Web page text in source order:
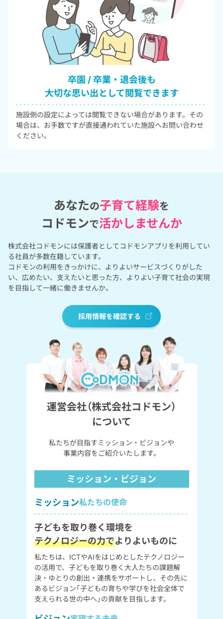
卒園 / 卒業・退会後も
大切な思い出として閲覧できます
施設側の設定によっては閲覧できない場合があります。その
場合は、お手数ですが直接通われていた施設へお問い合わせ
ください。
あなたの子育て経験を
コドモンで活かしませんか
株式会社コドモンには保護者としてコドモンアプリを利用してい
る社員が多数在籍しています。
コドモンの利用をきっかけに、 よりよいサービスづくりがした
い、広めたい、支えたいと思った方、 よりよい子育て社会の実現
を目指して一緒に働きませんか。
採用情報を確認する
運営会社（株式会社コドモン）
について
私たちが目指すミッション・ビジョンや
事業内容をご紹介いたします。
ミッション・ビジョン
ミッション私たちの使命
子どもを取り巻く環境を
テクノロジーの力でよりよいものに
私たちは、ICTやAIをはじめとしたテクノロジー
の活用で、子どもを取り巻く大人たちの課題解
決・ゆとりの創出・連携をサポートし、その先に
あるビジョン「子どもの育ちや学びを社会全体で
支えられる世の中へ」の貢献を目指します。